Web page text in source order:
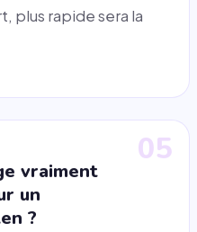
plus rapide sera la
05
vraiment
un
?